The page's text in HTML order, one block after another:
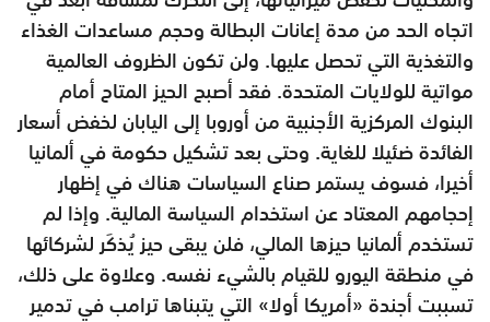
اتجاه الحد من مدة إعانات البطالة وحجم مساعدات الغذاء
والتغذية التي تحصل عليها. ولن تكون الظروف العالمية
مواتية للولايات المتحدة. فقد أصبح الحيز المتاح أمام
البنوك المركزية الأجنبية من أوروبا إلى اليابان لخفض أسعار
الفائدة ضئيلا للغاية. وحتى بعد تشكيل حكومة في ألمانيا
أخيرا، فسوف يستمر صناع السياسات هناك في إظهار
إحجامهم المعتاد عن استخدام السياسة المالية. وإذا لم
تستخدم ألمانيا حيزها المالي، فلن يبقى حيز يُذكَر لشركائها
في منطقة اليورو للقيام بالشيء نفسه. وعلاوة على ذلك،
تسببت أجندة «أمريكا أولا» التي يتبناها ترامب في تدمير